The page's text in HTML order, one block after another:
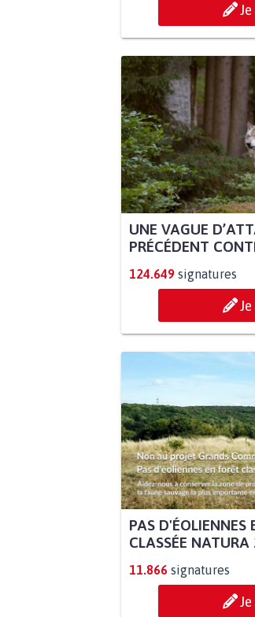
UNE VAGUE
PRÉCÉDENT
124.649 signatures
PAS D'ÉOLIENNES
CLASSÉE NATURA
11.866 signatures